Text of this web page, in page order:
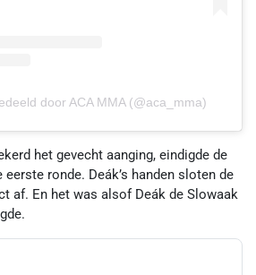
door ACA MMA (@aca_mma)
het gevecht aanging, eindigde de
ronde. Deák’s handen sloten de
af. En het was alsof Deák de Slowaak